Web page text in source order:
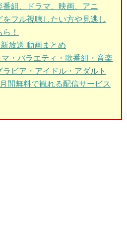
組、ドラマ、映画、アニ
をフル視聴したい方や見逃し
！
新放送動画まとめ
・バラエティ・歌番組・音楽
ビア・アイドル・アダルト
間無料で観れる配信サービス